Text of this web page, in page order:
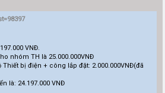
VNĐ.
nhóm TH là 25.000.000VNĐ
bị điện + công lắp đặt: 2.000.000VNĐ(đã
là: 24.197.000 VNĐ